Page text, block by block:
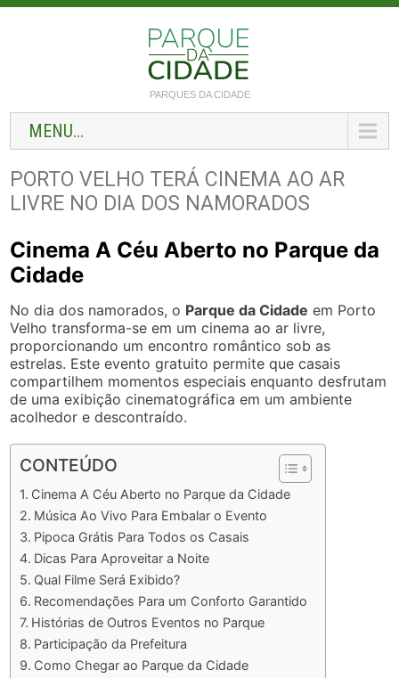
PARQUES DA CIDADE
MENU...
PORTO VELHO TERÁ CINEMA AO AR
LIVRE NO DIA DOS NAMORADOS
Cinema A Céu Aberto no Parque da
Cidade
No dia dos namorados, o Parque da Cidade em Porto
Velho transforma-se em um cinema ao ar livre,
proporcionando um encontro romântico sob as
estrelas. Este evento gratuito permite que casais
compartilhem momentos especiais enquanto desfrutam
de uma exibição cinematográfica em um ambiente
acolhedor e descontraído.
CONTEÚDO
Cinema A Céu Aberto no Parque da Cidade
Música Ao Vivo Para Embalar o Evento
Pipoca Grátis Para Todos os Casais
Dicas Para Aproveitar a Noite
Qual Filme Será Exibido?
Recomendações Para um Conforto Garantido
Histórias de Outros Eventos no Parque
Participação da Prefeitura
Como Chegar ao Parque da Cidade